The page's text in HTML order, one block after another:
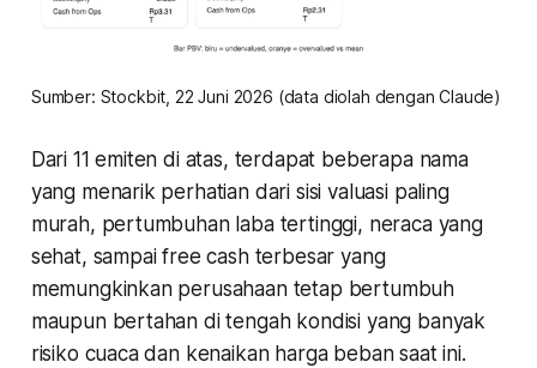
Sumber: Stockbit, 22 Juni 2026 (data diolah dengan Claude)
Dari 11 emiten di atas, terdapat beberapa nama
yang menarik perhatian dari sisi valuasi paling
murah, pertumbuhan laba tertinggi, neraca yang
sehat, sampai free cash terbesar yang
memungkinkan perusahaan tetap bertumbuh
maupun bertahan di tengah kondisi yang banyak
risiko cuaca dan kenaikan harga beban saat ini.